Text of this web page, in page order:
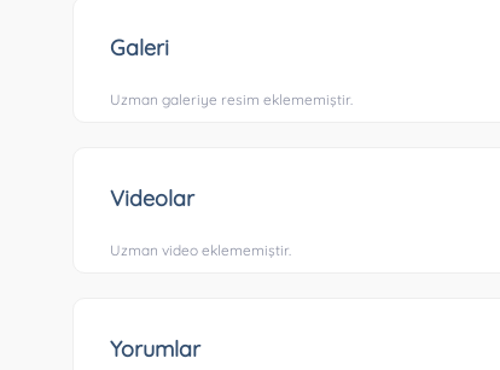
Galeri
Uzman galeriye resim eklememiştir.
Videolar
Uzman video eklememiştir.
Yorumlar